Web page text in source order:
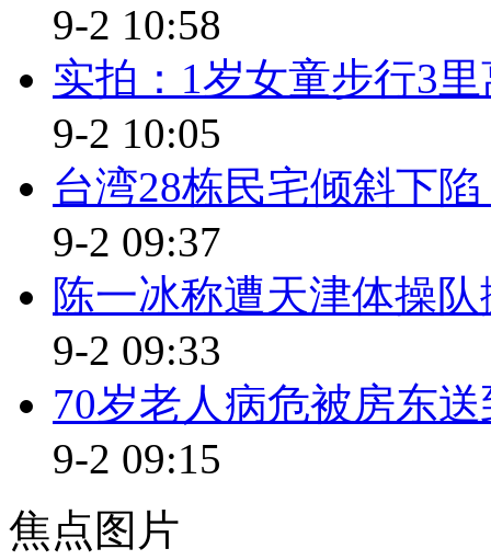
【解说】南京大学外国语学
版上，有的新生写道“当个教授
梦想，永不言弃”。几位新生还
【同期】南京大学 大一新生
不要那么懒，学好法语就好
【同期】南京大学 大一新生
我许下的愿望就是，大学里
活，就这样。
【同期】南京大学 大一新生
考过来的，所以我希望能好好
9-2 10:58
实拍：1岁女童步行3
9-2 10:05
台湾28栋民宅倾斜下
9-2 09:37
陈一冰称遭天津体操
9-2 09:33
70岁老人病危被房东
9-2 09:15
焦点图片